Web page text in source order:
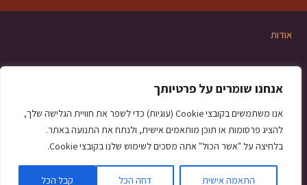
אנחנו שומרים על פרטיותך
אנו משתמשים בקובצי Cookie (עוגיות) כדי לשפר את חוויית הגלישה שלך,
להציג פרסומות או תוכן מותאמים אישית, ולנתח את התנועה באתר.
בלחיצה על "אשר הכול" אתה מסכים לשימוש שלנו בקובצי Cookie.
התאמה אישית דחה הכל קבל הכל
אודות
צרו קשר
שאלות ותשובות
שמלות ערב לנשים|שמלות לילדות|תיקים לנשים